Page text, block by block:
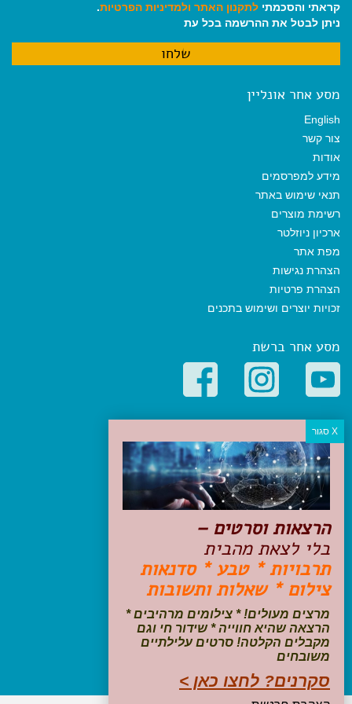
קראתי והסכמתי לתקנון האתר ולמדיניות הפרטיות.
ניתן לבטל את ההרשמה בכל עת
מסע אחר אונליין
English
צור קשר
אודות
מידע למפרסמים
תנאי שימוש באתר
רשימת מוצרים
ארכיון ניוזלטר
מפת אתר
הצהרת נגישות
הצהרת פרטיות
זכויות יוצרים ושימוש בתכנים
מסע אחר ברשת
קטגוריות פופולריות
יעדים
טיולים בישראל
מלונות בוטיק בישראל
טיפים והמלצות
הכנות לנסיעה
טיולי ג'יפים
טיולים עם ילדים
שייט, הפלגות, קרוזים
עקבו אחרינו בפייסבוק
הרצאות וסרטים –
בלי לצאת מהבית
תרבויות * טבע * סדנאות
צילום * שאלות ותשובות
מרצים מעולים! * צילומים מרהיבים *
הרצאה שהיא חווייה * שידור חי וגם
מקבלים הקלטה! סרטים עלילתיים
משובחים
סקרנים? לחצו כאן >